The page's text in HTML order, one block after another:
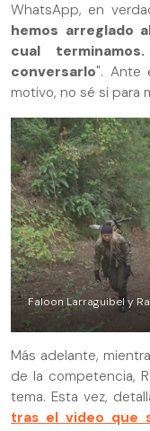
WhatsApp, en
hemos arreglado
cual
conversarlo". Ante
motivo, no sé si para
Faloon Larraguibel y
Más adelante,
de la competencia,
tema. Esta vez,
tras el video que